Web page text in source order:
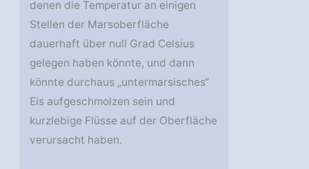
denen die Temperatur an einigen
Stellen der Marsoberfläche
dauerhaft über null Grad Celsius
gelegen haben könnte, und dann
könnte durchaus „untermarsisches“
Eis aufgeschmolzen sein und
kurzlebige Flüsse auf der Oberfläche
verursacht haben.